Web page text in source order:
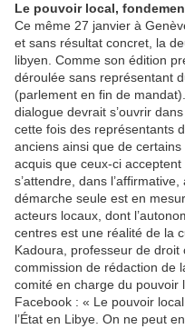
Le pouvoir local,
Ce même 27 janvier à
et sans résultat concret, la
libyen. Comme son édition
déroulée sans représentant
(parlement en fin de
dialogue devrait s’ouvrir
cette fois des représentants
anciens ainsi que de certains
acquis que ceux-ci
s’attendre, dans
démarche seule est en
acteurs locaux, dont
centres est une réalité de la
Kadoura, professeur de
commission de rédaction de
comité en charge du pouvoir
Facebook : « Le pouvoir
l’État en Libye. On ne peut